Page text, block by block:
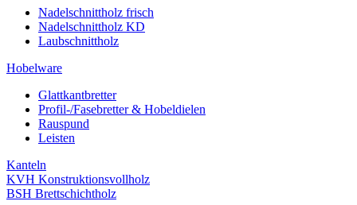
Nadelschnittholz frisch
Nadelschnittholz KD
Laubschnittholz
Hobelware
Glattkantbretter
Profil-/Fasebretter & Hobeldielen
Rauspund
Leisten
Kanteln
KVH Konstruktionsvollholz
BSH Brettschichtholz